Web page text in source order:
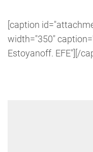
[caption
width="350"
Estoyanoff. EFE"] [/